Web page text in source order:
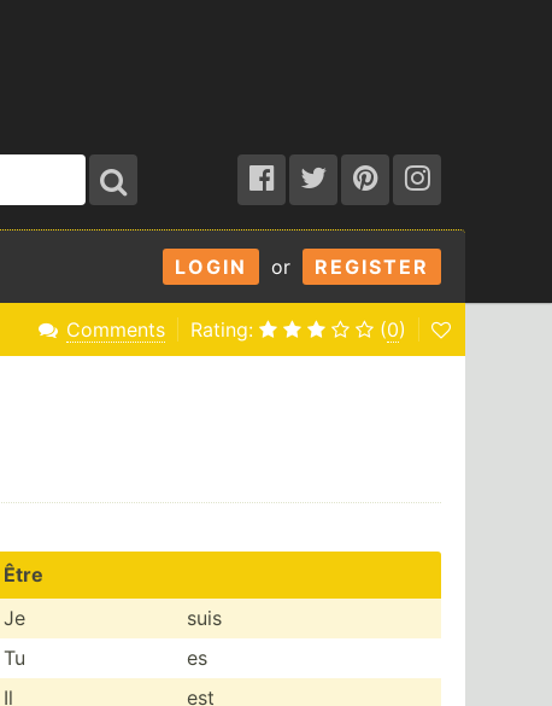
LOGIN or REGISTER
Comments Rating: (0)
Être
Je
suis
Tu
es
Il
est